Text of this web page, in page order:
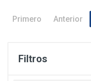
Filtros
Primero Anterior